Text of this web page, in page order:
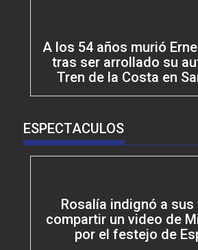
A los 54 años murió
tras ser arrollado su
Tren de la Costa en
ESPECTACULOS
Rosalía indignó a sus
compartir un video de
por el festejo de